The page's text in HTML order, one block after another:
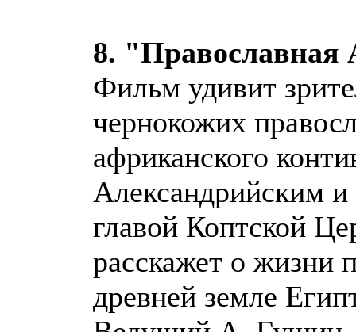
8.
Фильм удивит
чернокожих
африканского
Александрийским
главой Коптской
расскажет о жизни
древней земле